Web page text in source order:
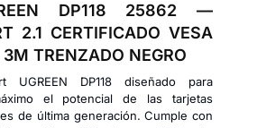
DP118 25862 —
2.1 CERTIFICADO VESA
TRENZADO NEGRO
UGREEN DP118 diseñado para
el potencial de las tarjetas
de última generación. Cumple con